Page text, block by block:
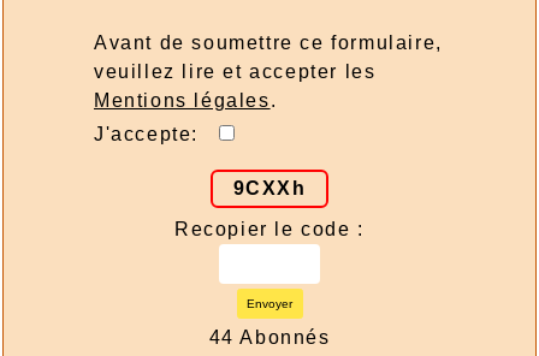
Avant de soumettre ce formulaire,
veuillez lire et accepter les
Mentions légales.
J'accepte:
9CXXh
Recopier le code :
Envoyer
44 Abonnés